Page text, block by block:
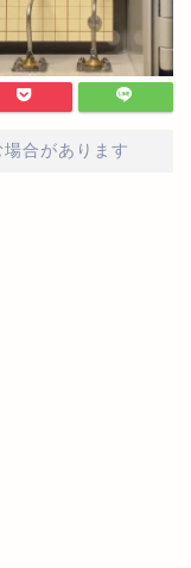
合があります